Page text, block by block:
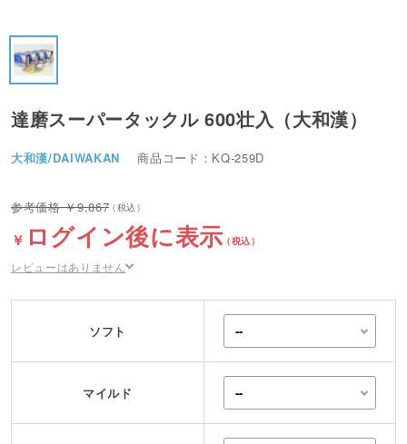
達磨スーパータックル 600壮入（大和漢）
大和漢/DAIWAKAN 商品コード：KQ-259D
9,867
ログイン後に表示
レビューはありません
ソフト
マイルド